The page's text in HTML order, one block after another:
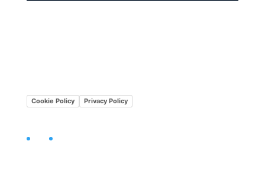
Cookie Policy Privacy Policy
Facebook